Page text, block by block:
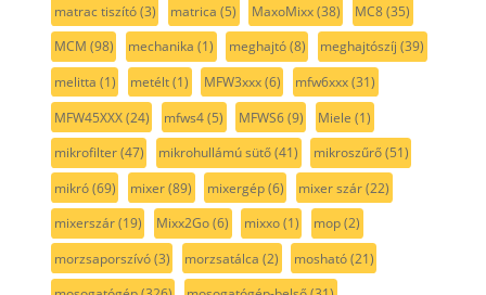
matrac tiszító(3) matrica (5) MaxoMixx(38) MC8(35)
MCM (98) mechanika (1) meghajtó(8) meghajtószíj (39)
melitta (1) metélt(1) MFW3xxx(6) mfw6xxx(31)
MFW45XXX(24) mfws4(5) MFWS6(9) Miele (1)
mikrofilter(47) mikrohullámú sütő(41) mikroszűrő(51)
mikró(69) mixer(89) mixergép(6) mixer szár(22)
mixerszár(19) Mixx2Go(6) mixxo(1) mop(2)
morzsaporszívó(3) morzsatálca (2) mosható(21)